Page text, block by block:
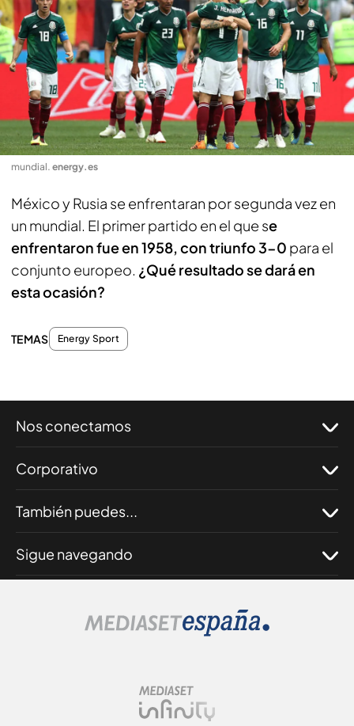
mundial. energy.es
México y Rusia se enfrentaran por segunda vez en
un mundial. El primer partido en el que se
enfrentaron fue en 1958, con triunfo 3-0 para el
conjunto europeo. ¿Qué resultado se dará en
esta ocasión?
TEMAS Energy Sport
Nos conectamos
Corporativo
También puedes...
Sigue navegando